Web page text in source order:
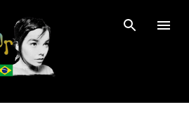
o conteúdo principal